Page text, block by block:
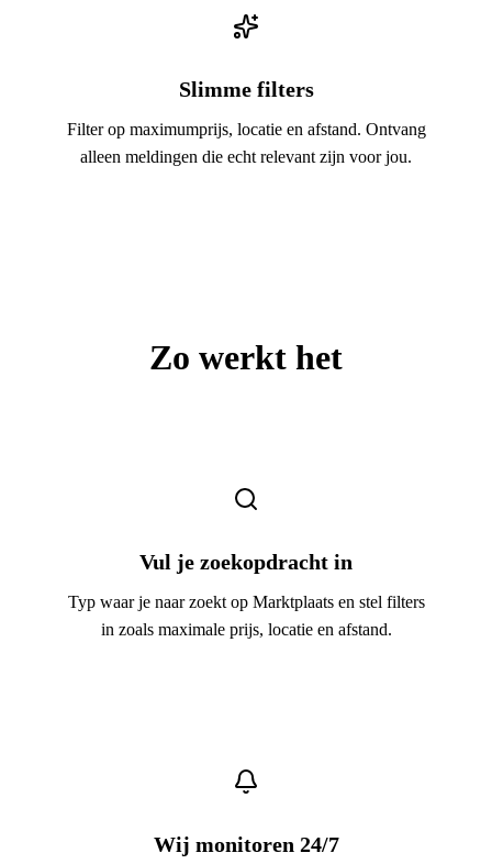
Slimme filters
Filter op maximumprijs, locatie en afstand. Ontvang
alleen meldingen die echt relevant zijn voor jou.
Zo werkt het
Vul je zoekopdracht in
Typ waar je naar zoekt op Marktplaats en stel filters
in zoals maximale prijs, locatie en afstand.
Wij monitoren 24/7